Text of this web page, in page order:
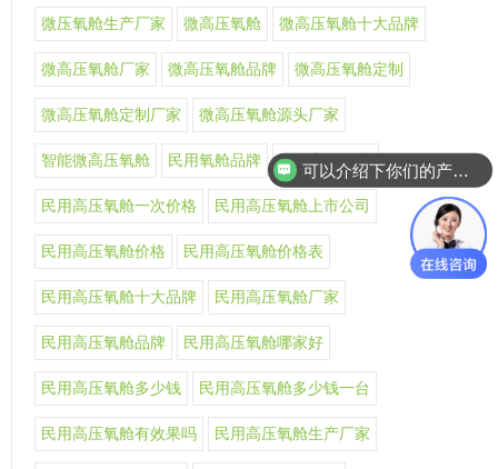
微压氧舱生产厂家 微高压氧舱 微高压氧舱十大品牌
微高压氧舱厂家 微高压氧舱品牌 微高压氧舱定制
微高压氧舱定制厂家 微高压氧舱源头厂家
智能微高压氧舱 民用氧舱品牌 民用高压氧舱
民用高压氧舱一次价格 民用高压氧舱上市公司
民用高压氧舱价格 民用高压氧舱价格表
民用高压氧舱十大品牌 民用高压氧舱厂家
民用高压氧舱品牌 民用高压氧舱哪家好
民用高压氧舱多少钱 民用高压氧舱多少钱一台
民用高压氧舱有效果吗 民用高压氧舱生产厂家
可以介绍下你们的产品么